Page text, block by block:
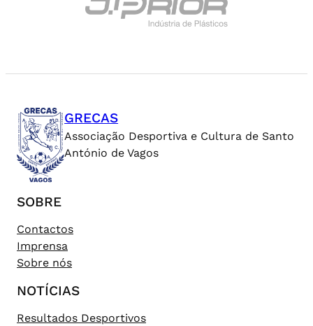
GRECAS
Associação Desportiva e Cultura de Santo
António de Vagos
SOBRE
Contactos
Imprensa
Sobre nós
NOTÍCIAS
Resultados Desportivos